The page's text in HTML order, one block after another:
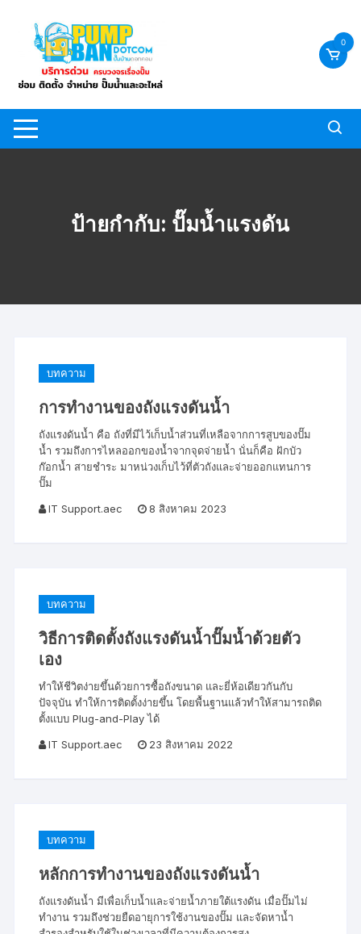
content
0
ป้ายกำกับ: ปั๊มน้ำแรงดัน
บทความ
การทำงานของถังแรงดันน้ำ
ถังแรงดันน้ำ คือ ถังที่มีไว้เก็บน้ำส่วนที่เหลือจากการสูบของปั๊ม
น้ำ รวมถึงการไหลออกของน้ำจากจุดจ่ายน้ำ นั่นก็คือ ฝักบัว
ก๊อกน้ำ สายชำระ มาหน่วงเก็บไว้ที่ตัวถังและจ่ายออกแทนการ
ปั๊ม
IT Support.aec
8 สิงหาคม 2023
บทความ
วิธีการติดตั้งถังแรงดันน้ำปั๊มน้ำด้วยตัว
เอง
ทำให้ชีวิตง่ายขึ้นด้วยการซื้อถังขนาด และยี่ห้อเดียวกันกับ
ปัจจุบัน ทำให้การติดตั้งง่ายขึ้น โดยพื้นฐานแล้วทำให้สามารถติด
ตั้งแบบ Plug-and-Play ได้
IT Support.aec
23 สิงหาคม 2022
บทความ
หลักการทำงานของถังแรงดันน้ำ
ถังแรงดันน้ำ มีเพื่อเก็บน้ำและจ่ายน้ำภายใต้แรงดัน เมื่อปั๊มไม่
ทำงาน รวมถึงช่วยยืดอายุการใช้งานของปั๊ม และจัดหาน้ำ